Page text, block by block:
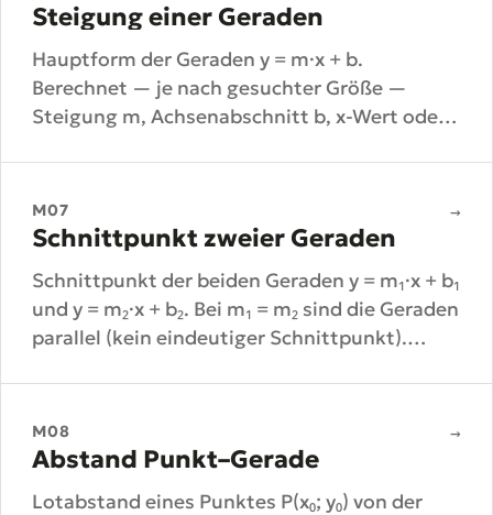
Steigung einer Geraden
Hauptform der Geraden y = m·x + b.
Berechnet — je nach gesuchter Größe —
Steigung m, Achsenabschnitt b, x-Wert oder
M07 →
Schnittpunkt zweier Geraden
Schnittpunkt der beiden Geraden y = m₁·x + b₁
und y = m₂·x + b₂. Bei m₁ = m₂ sind die Geraden
parallel (kein eindeutiger Schnittpunkt).
M08 →
Abstand Punkt–Gerade
Lotabstand eines Punktes P(x₀; y₀) von der